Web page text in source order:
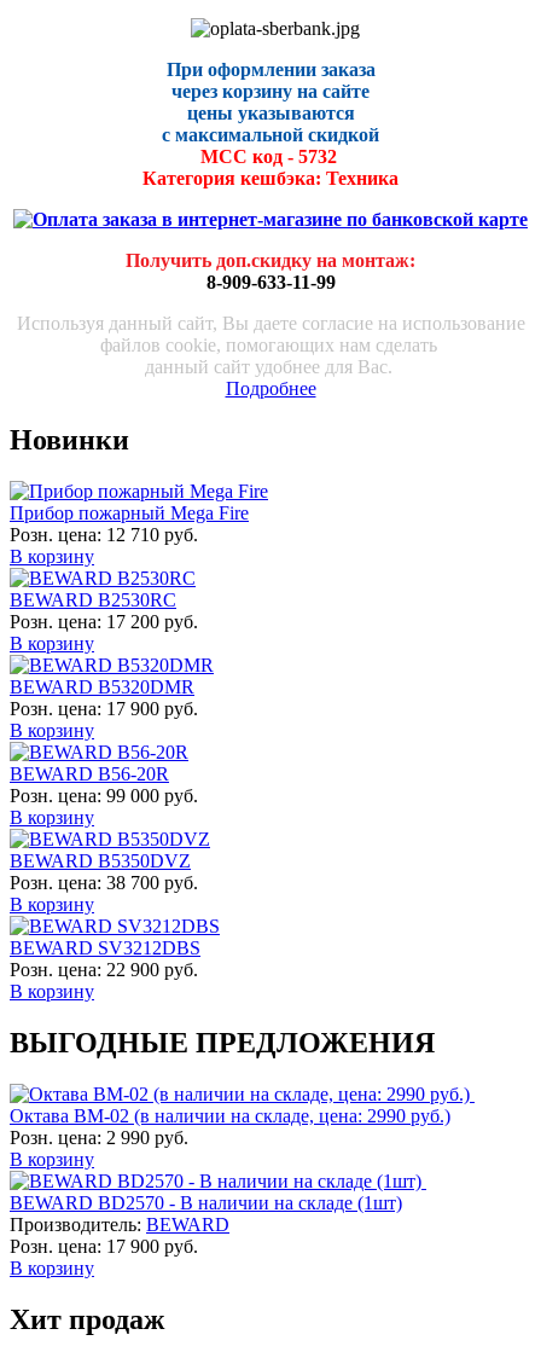
При оформлении заказа
через корзину на сайте
цены указываются
с максимальной скидкой
МСС код - 5732
Категория кешбэка: Техника
Получить доп.скидку на монтаж:
8-909-633-11-99
Используя данный сайт, Вы даете согласие на использование
файлов cookie, помогающих нам сделать
данный сайт удобнее для Вас.
Подробнее
Новинки
Прибор пожарный Mega Fire
Розн. цена: 12 710 руб.
В корзину
BEWARD B2530RC
Розн. цена: 17 200 руб.
В корзину
BEWARD B5320DMR
Розн. цена: 17 900 руб.
В корзину
BEWARD B56-20R
Розн. цена: 99 000 руб.
В корзину
BEWARD B5350DVZ
Розн. цена: 38 700 руб.
В корзину
BEWARD SV3212DBS
Розн. цена: 22 900 руб.
В корзину
ВЫГОДНЫЕ ПРЕДЛОЖЕНИЯ
Октава ВМ-02 (в наличии на складе, цена: 2990 руб.)
Розн. цена: 2 990 руб.
В корзину
BEWARD BD2570 - В наличии на складе (1шт)
Производитель: BEWARD
Розн. цена: 17 900 руб.
В корзину
Хит продаж